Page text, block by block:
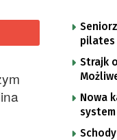
pilates
Strajk
Nowa
system
przetarg